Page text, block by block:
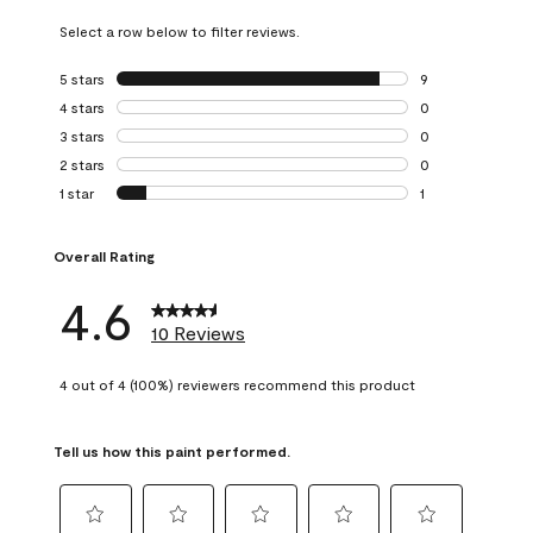
Select a row below to filter reviews.
5 stars stars
9
9 reviews with 5
4 stars stars
0
0 reviews with 4
3 stars stars
0
0 reviews with 3
2 stars stars
0
0 reviews with 2
1 star stars
1
Overall Rating
4.6 10 Reviews
4 out of 4 (100%) reviewers recommend this product
Tell us how this paint performed.